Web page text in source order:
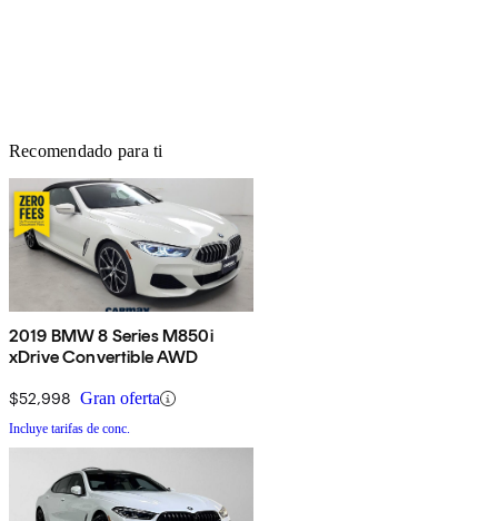
Recomendado para ti
2019 BMW 8 Series M850i
xDrive Convertible AWD
$52,998 Gran oferta
Incluye tarifas de conc.